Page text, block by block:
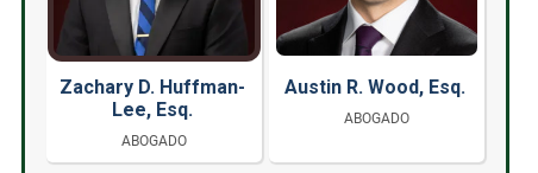
Zachary D. Huffman-
Lee, Esq.
ABOGADO
Austin R. Wood, Esq.
ABOGADO